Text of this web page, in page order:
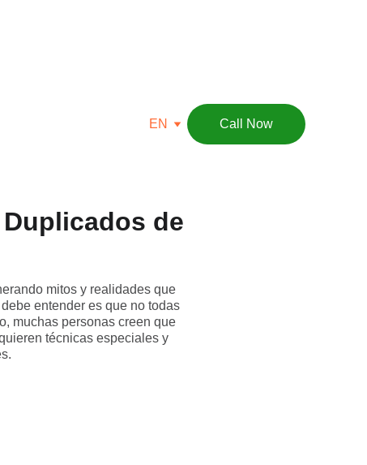
EN Call Now
de
mitos y realidades que
entender es que no todas
muchas personas creen que
técnicas especiales y